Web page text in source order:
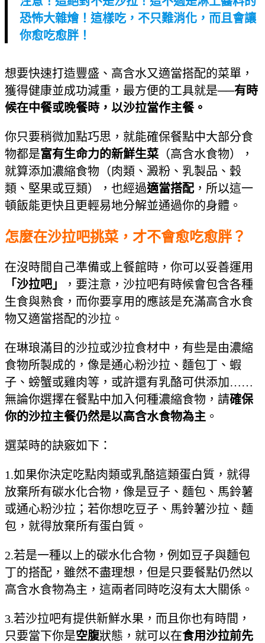
恐怖大雜燴！這樣吃，不只難消化，而且會讓
你愈吃愈胖！
想要快速打造豐盛、高含水又適當搭配的菜單，
獲得健康並成功減重，最方便的工具就是──有時
候在中餐或晚餐時，以沙拉當作主餐。
你只要稍微加點巧思，就能確保餐點中大部分食
物都是富有生命力的新鮮生菜 （高含水食物），
就算添加濃縮食物（肉類、澱粉、乳製品、穀
類、堅果或豆類），也經過適當搭配，所以這一
頓飯能更快且更輕易地分解並通過你的身體。
怎麼在沙拉吧挑菜，才不會愈吃愈胖？
在沒時間自己準備或上餐館時，你可以妥善運用
「沙拉吧」
，要注意，沙拉吧有時候會包含各種
生食與熟食，而你要享用的應該是充滿高含水食
物又適當搭配的沙拉。
在琳琅滿目的沙拉或沙拉食材中，有些是由濃縮
食物所製成的，像是通心粉沙拉、麵包丁、蝦
子、螃蟹或雞肉等，或許還有乳酪可供添加……
無論你選擇在餐點中加入何種濃縮食物，請確保
你的沙拉主餐仍然是以高含水食物為主 。
選菜時的訣竅如下：
1.如果你決定吃點肉類或乳酪這類蛋白質，就得
放棄所有碳水化合物，像是豆子、麵包、馬鈴薯
或通心粉沙拉；若你想吃豆子、馬鈴薯沙拉、麵
包，就得放棄所有蛋白質。
2.若是一種以上的碳水化合物，例如豆子與麵包
丁的搭配，雖然不盡理想，但是只要餐點仍然以
高含水食物為主，這兩者同時吃沒有太大關係。
3.若沙拉吧有提供新鮮水果，而且你也有時間，
只要當下你是空腹狀態，就可以在食用沙拉前先